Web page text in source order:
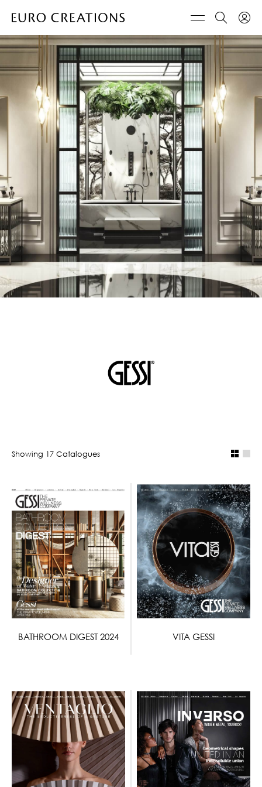
Showing 17 Catalogues
BATHROOM DIGEST 2024 VITA GESSI